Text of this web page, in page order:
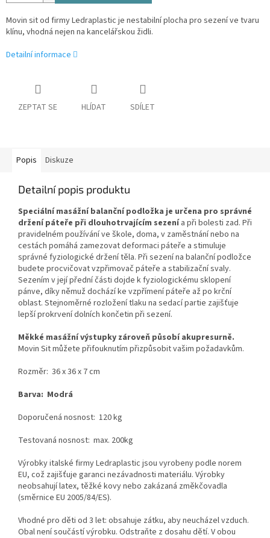
Movin sit od firmy Ledraplastic je nestabilní plocha pro sezení ve tvaru
klínu, vhodná nejen na kancelářskou židli.
Detailní informace
ZEPTAT SE HLÍDAT SDÍLET
Popis Diskuze
Detailní popis produktu
Speciální masážní balanční podložka je určena pro správné
držení páteře při dlouhotrvajícím sezenía při bolesti zad. Při
pravidelném používání ve škole, doma, v zaměstnání nebo na
cestách pomáhá zamezovat deformaci páteře a stimuluje
správné fyziologické držení těla. Při sezení na balanční podložce
budete procvičovat vzpřimovač páteře a stabilizační svaly.
Sezením v její přední části dojde k fyziologickému sklopení
pánve, díky němuž dochází ke vzpřímení páteře až po krční
oblast. Stejnoměrné rozložení tlaku na sedací partie zajišťuje
lepší prokrvení dolních končetin při sezení.
Měkké masážní výstupky zároveň působí akupresurně.
Movin Sit můžete přifouknutím přizpůsobit vašim požadavkům.
Rozměr: 36 x 36 x 7 cm
Barva: Modrá
Doporučená nosnost: 120 kg
Testovaná nosnost: max. 200kg
Výrobky italské firmy Ledraplastic jsou vyrobeny podle norem
EU, což zajišťuje garanci nezávadnosti materiálu. Výrobky
neobsahují latex, těžké kovy nebo zakázaná změkčovadla
(směrnice EU 2005/84/ES).
Vhodné pro děti od 3 let: obsahuje zátku, aby neucházel vzduch.
Obal není součástí výrobku. Odstraňte z dosahu dětí. V obou